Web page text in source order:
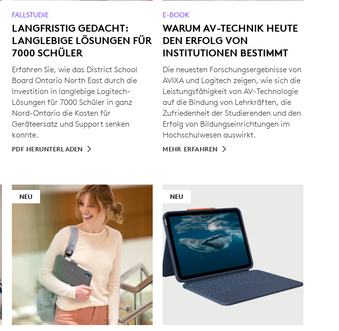
FALLSTUDIE
LANGFRISTIG GEDACHT:
LANGLEBIGE LÖSUNGEN FÜR
7000 SCHÜLER
Erfahren Sie, wie das District School
Board Ontario North East durch die
Investition in langlebige Logitech-
Lösungen für 7000 Schüler in ganz
Nord-Ontario die Kosten für
Geräteersatz und Support senken
konnte.
PDF HERUNTERLADEN
E-BOOK
WARUM AV-TECHNIK HEUTE
DEN ERFOLG VON
INSTITUTIONEN BESTIMMT
Die neuesten Forschungsergebnisse von
AVIXA und Logitech zeigen, wie sich die
Leistungsfähigkeit von AV-Technologie
auf die Bindung von Lehrkräften, die
Zufriedenheit der Studierenden und den
Erfolg von Bildungseinrichtungen im
Hochschulwesen auswirkt.
MEHR ERFAHREN
NEU NEU